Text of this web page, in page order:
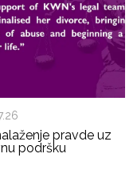
pravde uz
podršku